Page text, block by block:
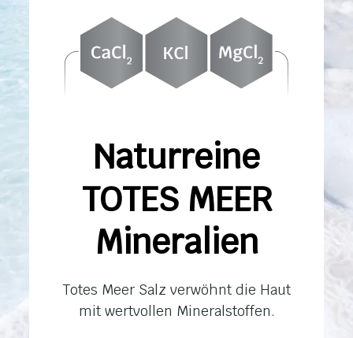
Naturreine
TOTES MEER
Mineralien
Totes Meer Salz verwöhnt die Haut
mit wertvollen Mineralstoffen.